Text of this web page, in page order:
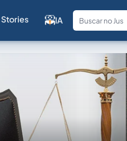
Stories IA